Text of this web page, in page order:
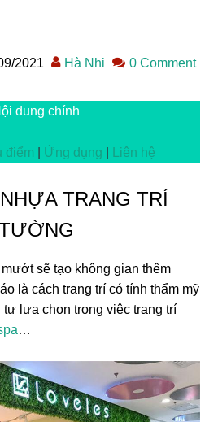
2021 Hà Nhi 0 Comment
dung chính
điểm Ứng dụng Liên hệ
TRANG TRÍ
mướt sẽ tạo không gian thêm
là cách trang trí có tính thẩm mỹ
lựa chọn trong việc trang trí
…